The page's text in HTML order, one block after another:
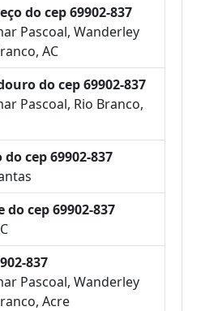
do cep 69902-837
Pascoal, Wanderley
AC
do cep 69902-837
Pascoal, Rio Branco,
cep 69902-837
cep 69902-837
837
Pascoal, Wanderley
Acre